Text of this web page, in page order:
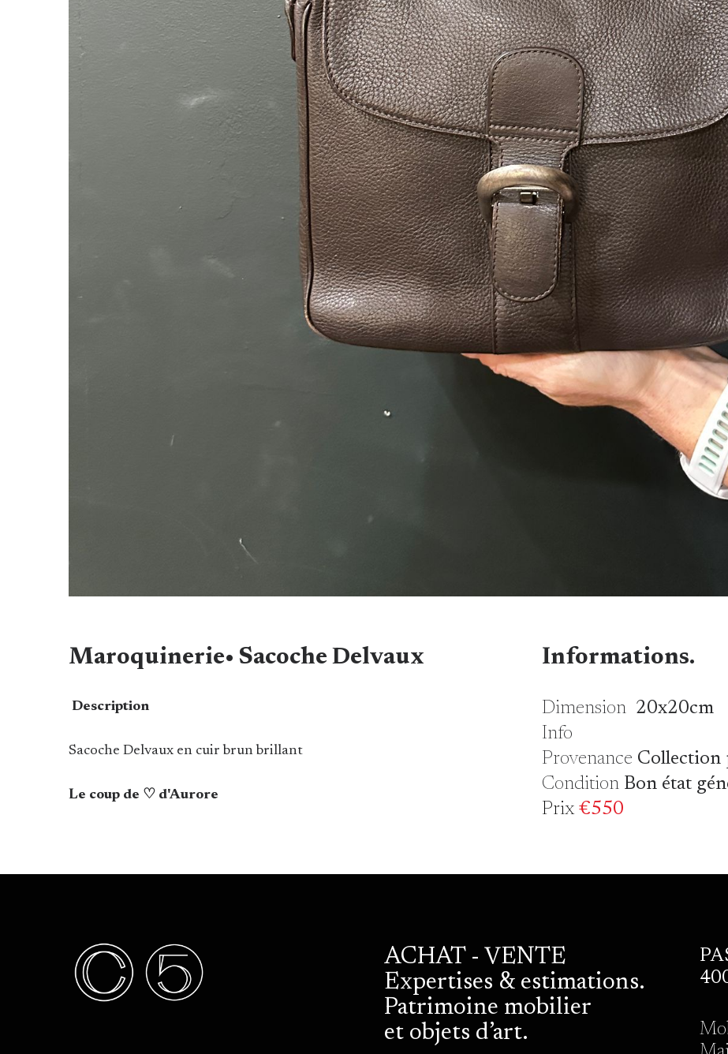
Maroquinerie• Sacoche Delvaux
Description
Sacoche Delvaux en cuir brun brillant
Le coup de ♡ d'Aurore
Informations.
Dimension20x20cm
Info
Provenance Collection
Condition Bon état
Prix€550
ACHAT - VENTE
Expertises & estimations.
Patrimoine mobilier
et objets d’art.